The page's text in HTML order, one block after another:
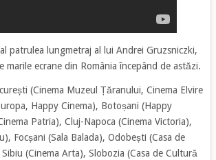
patrulea lungmetraj al lui Andrei Gruzsniczki,
marile ecrane din România începând de astăzi.
(Cinema Muzeul Țăranului, Cinema Elvire
Happy Cinema), Botoșani (Happy
Patria), Cluj-Napoca (Cinema Victoria),
Focșani (Sala Balada), Odobești (Casa de
(Cinema Arta), Slobozia (Casa de Cultură